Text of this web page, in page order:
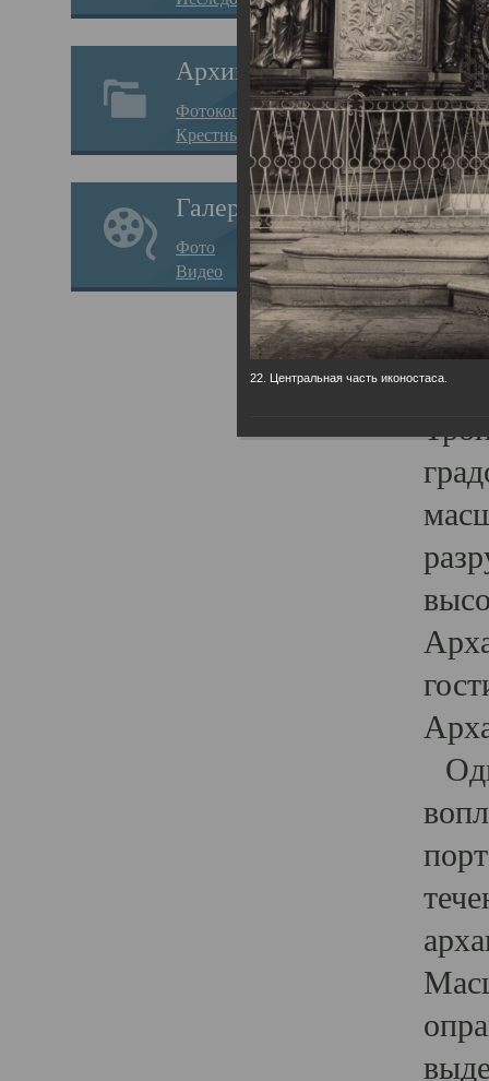
Архив
Фотокопии дел
Крестные ходы
Галерея
Фото
Видео
22. Центральная часть иконостаса.